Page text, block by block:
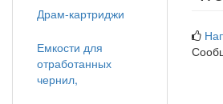
Драм-картриджи
Емкости для
отработанных
чернил,